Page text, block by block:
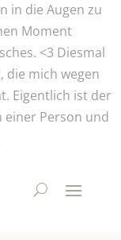
in die Augen zu
Moment
<3 Diesmal
die mich wegen
Eigentlich ist der
einer Person und